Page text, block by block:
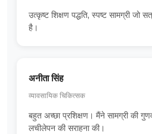
उत्कृष्ट शिक्षण पद्धति, स्पष्ट सामग्री जो
है।
अनीता सिंह
व्यावसायिक चिकित्सक
बहुत अच्छा प्रशिक्षण। मैंने सामग्री की
लचीलेपन की सराहना की।